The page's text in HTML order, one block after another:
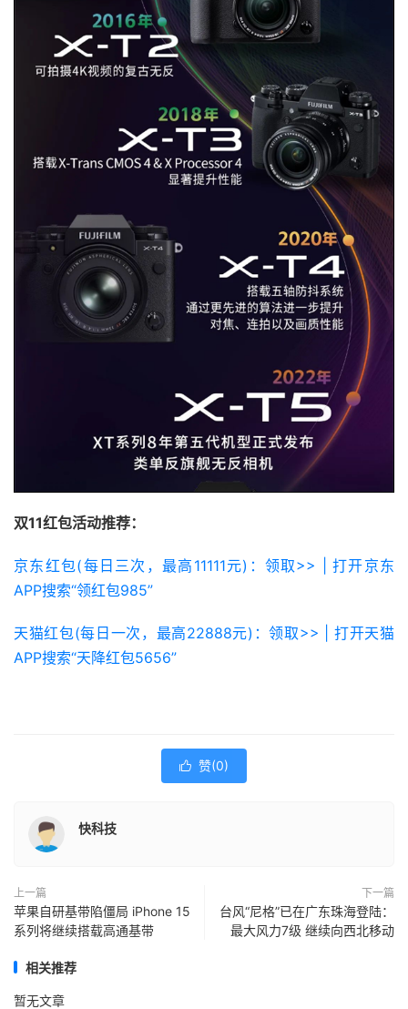
双11红包活动推荐：
京东红包(每日三次，最高11111元)：领取>> | 打开京东
APP搜索“领红包985”
天猫红包(每日一次，最高22888元)：领取>> | 打开天猫
APP搜索“天降红包5656”
 赞(0)
快科技
上一篇
苹果自研基带陷僵局 iPhone 15
系列将继续搭载高通基带
下一篇
台风“尼格”已在广东珠海登陆：
最大风力7级 继续向西北移动
相关推荐
暂无文章